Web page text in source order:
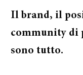
Il brand, il
community di
sono tutto.